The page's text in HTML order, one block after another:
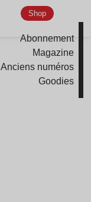
Shop
Abonnement
Magazine
Anciens numéros
Goodies